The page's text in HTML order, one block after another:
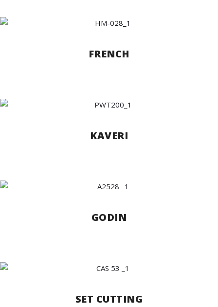
FRENCH
KAVERI
GODIN
SET CUTTING